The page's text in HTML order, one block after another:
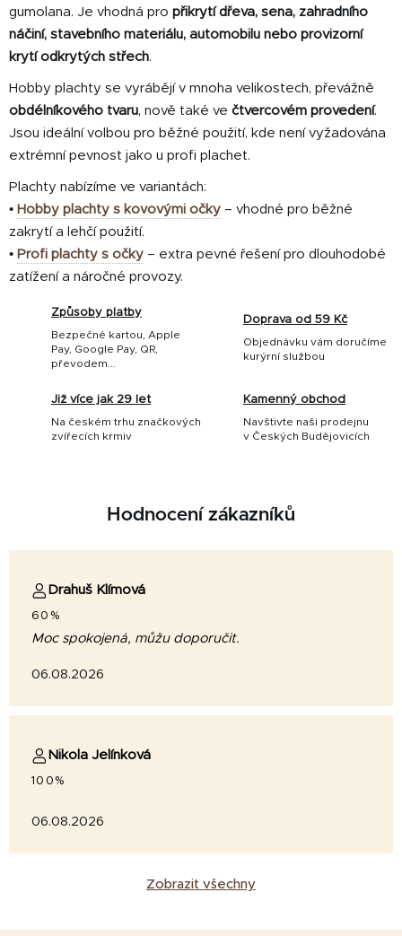
y
v
i
s
u
gumolana. Je vhodná pro přikrytí dřeva, sena, zahradního
náčiní, stavebního materiálu, automobilu nebo provizorní
krytí odkrytých střech.
Hobby plachty se vyrábějí v mnoha velikostech, převážně
obdélníkového tvaru, nově také ve čtvercovém provedení.
Jsou ideální volbou pro běžné použití, kde není vyžadována
extrémní pevnost jako u profi plachet.
Plachty nabízíme ve variantách:
• Hobby plachty s kovovými očky – vhodné pro běžné
zakrytí a lehčí použití.
• Profi plachty s očky – extra pevné řešení pro dlouhodobé
zatížení a náročné provozy.
Způsoby platby
Bezpečné kartou, Apple
Pay, Google Pay, QR,
převodem...
Doprava od 59 Kč
Objednávku vám doručíme
kurýrní službou
Již více jak 29 let
Na českém trhu značkových
zvířecích krmiv
Kamenný obchod
Navštivte naši prodejnu
v Českých Budějovicích
Hodnocení zákazníků
Drahuš Klímová
60%
Moc spokojená, můžu doporučit.
06.08.2026
Nikola Jelínková
100%
06.08.2026
Zobrazit všechny